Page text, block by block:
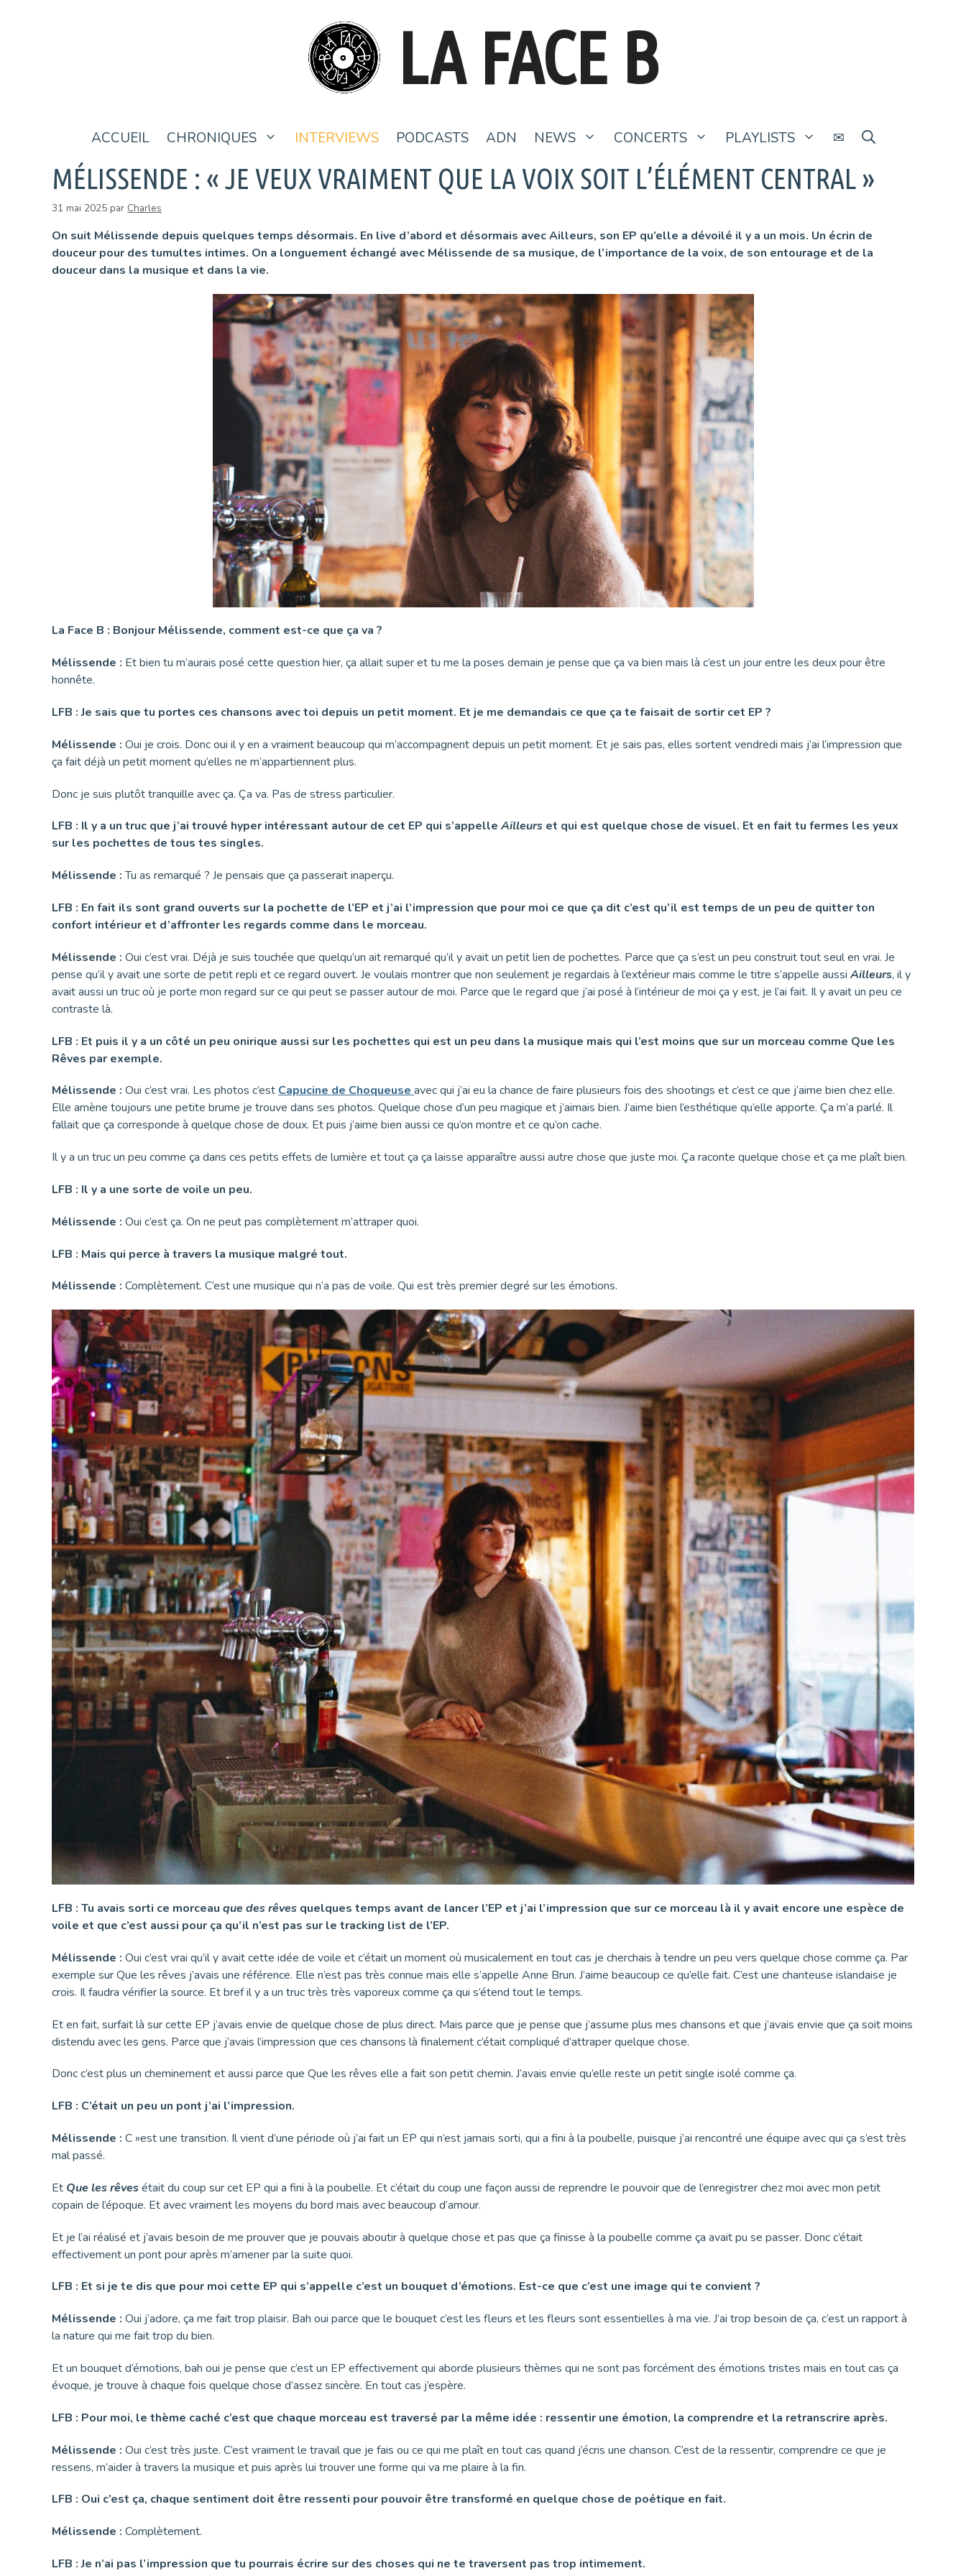
LA FACE B
ACCUEIL CHRONIQUES INTERVIEWS PODCASTS ADN NEWS CONCERTS PLAYLISTS ✉
MÉLISSENDE : « JE VEUX VRAIMENT QUE LA VOIX SOIT L’ÉLÉMENT CENTRAL »
31 mai 2025 par Charles
On suit Mélissende depuis quelques temps désormais. En live d’abord et désormais avec Ailleurs, son EP qu’elle a dévoilé il y a un mois. Un écrin de
douceur pour des tumultes intimes. On a longuement échangé avec Mélissende de sa musique, de l’importance de la voix, de son entourage et de la
douceur dans la musique et dans la vie.
La Face B : Bonjour Mélissende, comment est-ce que ça va ?
Mélissende : Et bien tu m’aurais posé cette question hier, ça allait super et tu me la poses demain je pense que ça va bien mais là c’est un jour entre les deux pour être
honnête.
LFB : Je sais que tu portes ces chansons avec toi depuis un petit moment. Et je me demandais ce que ça te faisait de sortir cet EP ?
Mélissende : Oui je crois. Donc oui il y en a vraiment beaucoup qui m’accompagnent depuis un petit moment. Et je sais pas, elles sortent vendredi mais j’ai l’impression que
ça fait déjà un petit moment qu’elles ne m’appartiennent plus.
Donc je suis plutôt tranquille avec ça. Ça va. Pas de stress particulier.
LFB : Il y a un truc que j’ai trouvé hyper intéressant autour de cet EP qui s’appelle Ailleurs et qui est quelque chose de visuel. Et en fait tu fermes les yeux
sur les pochettes de tous tes singles.
Mélissende :Tu as remarqué ? Je pensais que ça passerait inaperçu.
LFB : En fait ils sont grand ouverts sur la pochette de l’EP et j’ai l’impression que pour moi ce que ça dit c’est qu’il est temps de un peu de quitter ton
confort intérieur et d’affronter les regards comme dans le morceau.
Mélissende : Oui c’est vrai. Déjà je suis touchée que quelqu’un ait remarqué qu’il y avait un petit lien de pochettes. Parce que ça s’est un peu construit tout seul en vrai. Je
pense qu’il y avait une sorte de petit repli et ce regard ouvert. Je voulais montrer que non seulement je regardais à l’extérieur mais comme le titre s’appelle aussi Ailleurs, il y
avait aussi un truc où je porte mon regard sur ce qui peut se passer autour de moi. Parce que le regard que j’ai posé à l’intérieur de moi ça y est, je l’ai fait. Il y avait un peu ce
contraste là.
LFB : Et puis il y a un côté un peu onirique aussi sur les pochettes qui est un peu dans la musique mais qui l’est moins que sur un morceau comme Que les
Rêves par exemple.
Mélissende : Oui c’est vrai. Les photos c’est Capucine de Choqueuse avec qui j’ai eu la chance de faire plusieurs fois des shootings et c’est ce que j’aime bien chez elle.
Elle amène toujours une petite brume je trouve dans ses photos. Quelque chose d’un peu magique et j’aimais bien. J’aime bien l’esthétique qu’elle apporte. Ça m’a parlé. Il
fallait que ça corresponde à quelque chose de doux. Et puis j’aime bien aussi ce qu’on montre et ce qu’on cache.
Il y a un truc un peu comme ça dans ces petits effets de lumière et tout ça ça laisse apparaître aussi autre chose que juste moi. Ça raconte quelque chose et ça me plaît bien.
LFB : Il y a une sorte de voile un peu.
Mélissende : Oui c’est ça. On ne peut pas complètement m’attraper quoi.
LFB : Mais qui perce à travers la musique malgré tout.
Mélissende : Complètement. C’est une musique qui n’a pas de voile. Qui est très premier degré sur les émotions.
LFB : Tu avais sorti ce morceau que des rêves quelques temps avant de lancer l’EP et j’ai l’impression que sur ce morceau là il y avait encore une espèce de
voile et que c’est aussi pour ça qu’il n’est pas sur le tracking list de l’EP.
Mélissende : Oui c’est vrai qu’il y avait cette idée de voile et c’était un moment où musicalement en tout cas je cherchais à tendre un peu vers quelque chose comme ça. Par
exemple sur Que les rêves j’avais une référence. Elle n’est pas très connue mais elle s’appelle Anne Brun. J’aime beaucoup ce qu’elle fait. C’est une chanteuse islandaise je
crois. Il faudra vérifier la source. Et bref il y a un truc très très vaporeux comme ça qui s’étend tout le temps.
Et en fait, surfait là sur cette EP j’avais envie de quelque chose de plus direct. Mais parce que je pense que j’assume plus mes chansons et que j’avais envie que ça soit moins
distendu avec les gens. Parce que j’avais l’impression que ces chansons là finalement c’était compliqué d’attraper quelque chose.
Donc c’est plus un cheminement et aussi parce que Que les rêves elle a fait son petit chemin. J’avais envie qu’elle reste un petit single isolé comme ça.
LFB : C’était un peu un pont j’ai l’impression.
Mélissende : C »est une transition. Il vient d’une période où j’ai fait un EP qui n’est jamais sorti, qui a fini à la poubelle, puisque j’ai rencontré une équipe avec qui ça s’est très
mal passé.
Et Que les rêvesétait du coup sur cet EP qui a fini à la poubelle. Et c’était du coup une façon aussi de reprendre le pouvoir que de l’enregistrer chez moi avec mon petit
copain de l’époque. Et avec vraiment les moyens du bord mais avec beaucoup d’amour.
Et je l’ai réalisé et j’avais besoin de me prouver que je pouvais aboutir à quelque chose et pas que ça finisse à la poubelle comme ça avait pu se passer. Donc c’était
effectivement un pont pour après m’amener par la suite quoi.
LFB : Et si je te dis que pour moi cette EP qui s’appelle c’est un bouquet d’émotions. Est-ce que c’est une image qui te convient ?
Mélissende : Oui j’adore, ça me fait trop plaisir. Bah oui parce que le bouquet c’est les fleurs et les fleurs sont essentielles à ma vie. J’ai trop besoin de ça, c’est un rapport à
la nature qui me fait trop du bien.
Et un bouquet d’émotions, bah oui je pense que c’est un EP effectivement qui aborde plusieurs thèmes qui ne sont pas forcément des émotions tristes mais en tout cas ça
évoque, je trouve à chaque fois quelque chose d’assez sincère. En tout cas j’espère.
LFB : Pour moi, le thème caché c’est que chaque morceau est traversé par la même idée : ressentir une émotion, la comprendre et la retranscrire après.
Mélissende : Oui c’est très juste. C’est vraiment le travail que je fais ou ce qui me plaît en tout cas quand j’écris une chanson. C’est de la ressentir, comprendre ce que je
ressens, m’aider à travers la musique et puis après lui trouver une forme qui va me plaire à la fin.
LFB : Oui c’est ça, chaque sentiment doit être ressenti pour pouvoir être transformé en quelque chose de poétique en fait.
Mélissende : Complètement.
LFB : Je n’ai pas l’impression que tu pourrais écrire sur des choses qui ne te traversent pas trop intimement.